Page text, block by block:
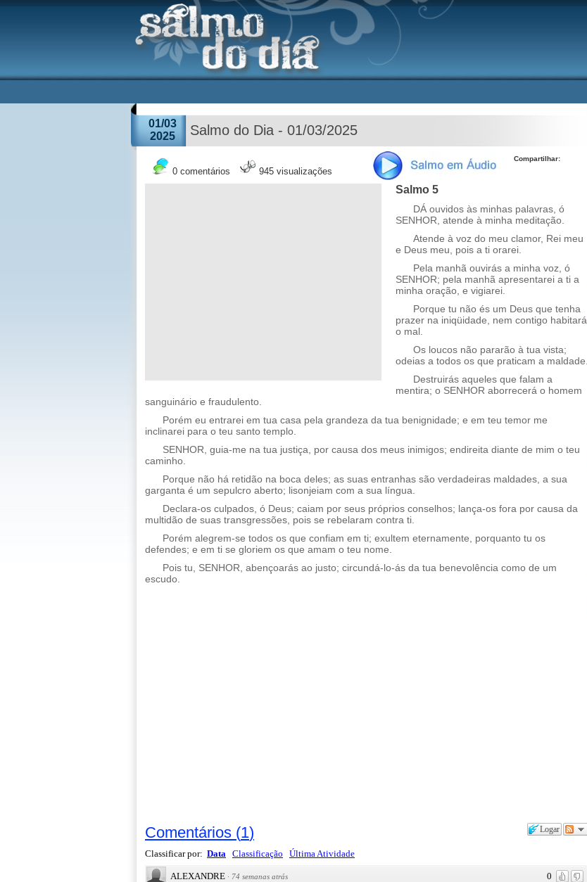
01/03
2025
Salmo do Dia - 01/03/2025
0 comentários 945 visualizações
Compartilhar:
Salmo 5
DÁ ouvidos às minhas palavras, ó
SENHOR, atende à minha meditação.
Atende à voz do meu clamor, Rei meu
e Deus meu, pois a ti orarei.
Pela manhã ouvirás a minha voz, ó
SENHOR; pela manhã apresentarei a ti a
minha oração, e vigiarei.
Porque tu não és um Deus que tenha
prazer na iniqüidade, nem contigo habitará
o mal.
Os loucos não pararão à tua vista;
odeias a todos os que praticam a maldade.
Destruirás aqueles que falam a
mentira; o SENHOR aborrecerá o homem
sanguinário e fraudulento.
Porém eu entrarei em tua casa pela grandeza da tua benignidade; e em teu temor me
inclinarei para o teu santo templo.
SENHOR, guia-me na tua justiça, por causa dos meus inimigos; endireita diante de mim o teu
caminho.
Porque não há retidão na boca deles; as suas entranhas são verdadeiras maldades, a sua
garganta é um sepulcro aberto; lisonjeiam com a sua língua.
Declara-os culpados, ó Deus; caiam por seus próprios conselhos; lança-os fora por causa da
multidão de suas transgressões, pois se rebelaram contra ti.
Porém alegrem-se todos os que confiam em ti; exultem eternamente, porquanto tu os
defendes; e em ti se gloriem os que amam o teu nome.
Pois tu, SENHOR, abençoarás ao justo; circundá-lo-ás da tua benevolência como de um
escudo.
Logar
Comentários (1)
Classificar por: Data Classificação Última Atividade
0
ALEXANDRE · 74 semanas atrás